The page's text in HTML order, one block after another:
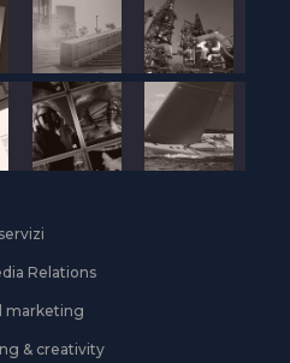
servizi
Relations
marketing
& creativity